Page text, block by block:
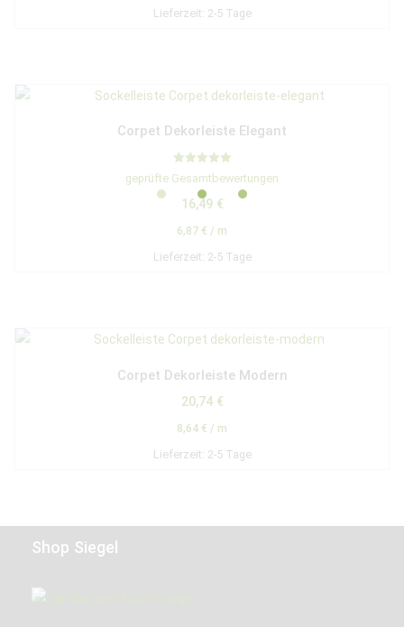
Lieferzeit: 2-5 Tage
Corpet Dekorleiste Elegant
Bewertet mit
5.00
von 5
geprüfte Gesamtbewertungen
16,49 €
6,87 € / m
Lieferzeit: 2-5 Tage
Corpet Dekorleiste Modern
20,74 €
8,64 € / m
Lieferzeit: 2-5 Tage
Shop Siegel